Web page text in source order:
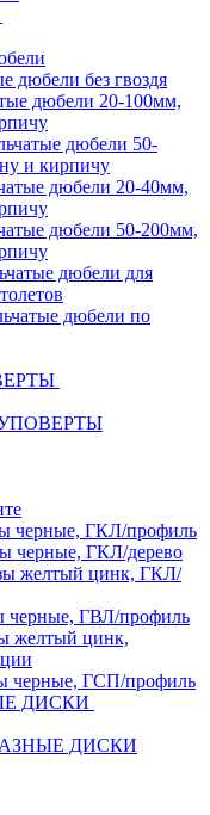
дюбели без гвоздя
дюбели 20-100мм,
дюбели 50-
и кирпичу
дюбели 20-40мм,
дюбели 50-200мм,
дюбели для
дюбели по
черные, ГКЛ/профиль
черные, ГКЛ/дерево
желтый цинк, ГКЛ/
черные, ГВЛ/профиль
желтый цинк,
черные, ГСП/профиль
ДИСКИ
ДИСКИ